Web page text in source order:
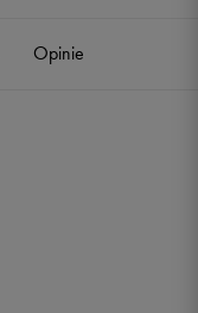
Opinie